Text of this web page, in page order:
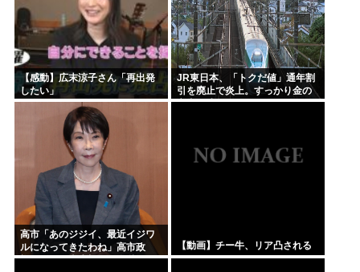
【感動】広末涼子さん「再出発
したい」
JR東日本、「トクだ値」通年割
引を廃止で炎上。すっかり金の
亡者と成り下がったな
高市「あのジジイ、最近イジワ
ルになってきたわね」高市政
権、ついに麻生切り！嫌儲はど
【動画】チー牛、リア凸される